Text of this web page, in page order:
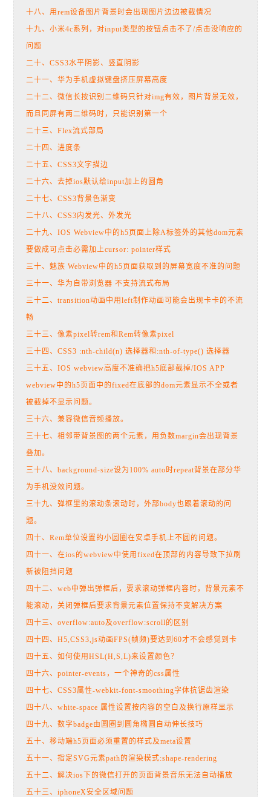
十八、用rem设备图片背景时会出现图片边边被截情况
十九、小米4c系列，对input类型的按钮点击不了/点击没响应的
问题
二十、CSS3水平阴影、竖直阴影
二十一、华为手机虚拟键盘挤压屏幕高度
二十二、微信长按识别二维码只针对img有效，图片背景无效，
而且同屏有两二维码时，只能识别第一个
二十三、Flex流式部局
二十四、进度条
二十五、CSS3文字描边
二十六、去掉ios默认给input加上的圆角
二十七、CSS3背景色渐变
二十八、CSS3内发光、外发光
二十九、IOS Webview中的h5页面上除A标签外的其他dom元素
要做成可点击必需加上cursor: pointer样式
三十、魅族 Webview中的h5页面获取到的屏幕宽度不准的问题
三十一、华为自带浏览器 不支持流式布局
三十二、transition动画中用left制作动画可能会出现卡卡的不流
畅
三十三、像素pixel转rem和Rem转像素pixel
三十四、CSS3 :nth-child(n) 选择器和:nth-of-type() 选择器
三十五、IOS webview高度不准确把h5底部截掉/IOS APP
webview中的h5页面中的fixed在底部的dom元素显示不全或者
被截掉不显示问题。
三十六、兼容微信音频播放。
三十七、相邻带背景图的两个元素，用负数margin会出现背景
叠加。
三十八、background-size设为100% auto时repeat背景在部分华
为手机没效问题。
三十九、弹框里的滚动条滚动时，外部body也跟着滚动的问
题。
四十、Rem单位设置的小圆圈在安卓手机上不圆的问题。
四十一、在ios的webview中使用fixed在顶部的内容导致下拉刷
新被阻挡问题
四十二、web中弹出弹框后，要求滚动弹框内容时，背景元素不
能滚动，关闭弹框后要求背景元素位置保持不变解决方案
四十三、overflow:auto及overflow:scroll的区别
四十四、H5,CSS3,js动画FPS(帧频)要达到60才不会感觉到卡
四十五、如何使用HSL(H,S,L)来设置颜色？
四十六、pointer-events，一个神奇的css属性
四十七、CSS3属性-webkit-font-smoothing字体抗锯齿渲染
四十八、white-space 属性设置按内容的空白及换行原样显示
四十九、数字badge由圆圈到圆角椭圆自动伸长技巧
五十、移动端h5页面必须重置的样式及meta设置
五十一、指定SVG元素path的渲染模式:shape-rendering
五十二、解决ios下的微信打开的页面背景音乐无法自动播放
五十三、iphoneX安全区域问题